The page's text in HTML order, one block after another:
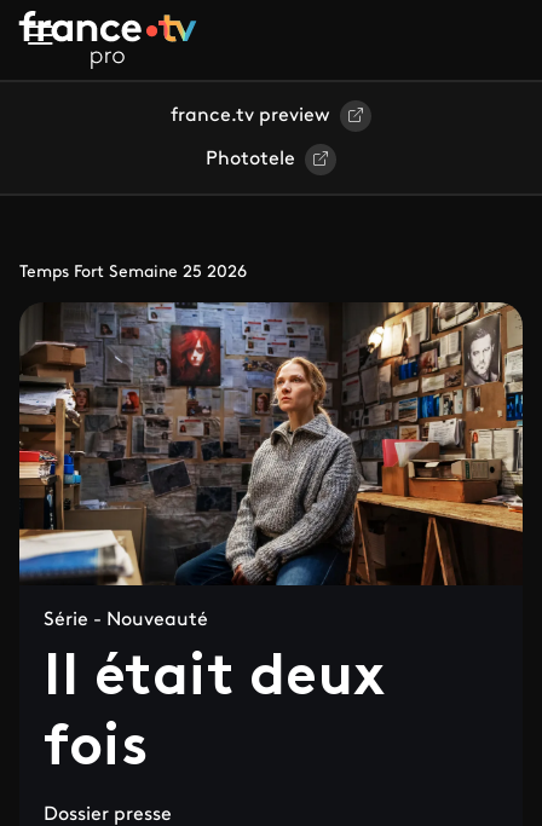
Aller au contenu principal
france.tv preview
Phototele
Temps Fort Semaine 25 2026
Série - Nouveauté
Il était deux
fois
Dossier presse